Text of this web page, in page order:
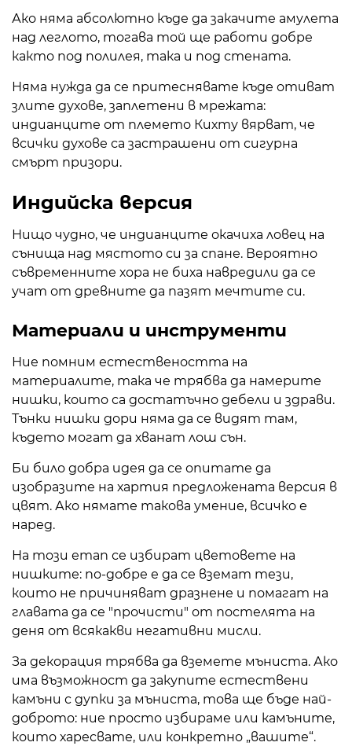
Ако няма абсолютно къде да закачите амулета
над леглото, тогава той ще работи добре
както под полилея, така и под стената.
Няма нужда да се притеснявате къде отиват
злите духове, заплетени в мрежата:
индианците от племето Кихту вярват, че
всички духове са застрашени от сигурна
смърт призори.
Индийска версия
Нищо чудно, че индианците окачиха ловец на
сънища над мястото си за спане. Вероятно
съвременните хора не биха навредили да се
учат от древните да пазят мечтите си.
Материали и инструменти
Ние помним естествеността на
материалите, така че трябва да намерите
нишки, които са достатъчно дебели и здрави.
Тънки нишки дори няма да се видят там,
където могат да хванат лош сън.
Би било добра идея да се опитате да
изобразите на хартия предложената версия в
цвят. Ако нямате такова умение, всичко е
наред.
На този етап се избират цветовете на
нишките: по-добре е да се вземат тези,
които не причиняват дразнене и помагат на
главата да се "прочисти" от постелята на
деня от всякакви негативни мисли.
За декорация трябва да вземете мъниста. Ако
има възможност да закупите естествени
камъни с дупки за мъниста, това ще бъде най-
доброто: ние просто избираме или камъните,
които харесвате, или конкретно „вашите“.